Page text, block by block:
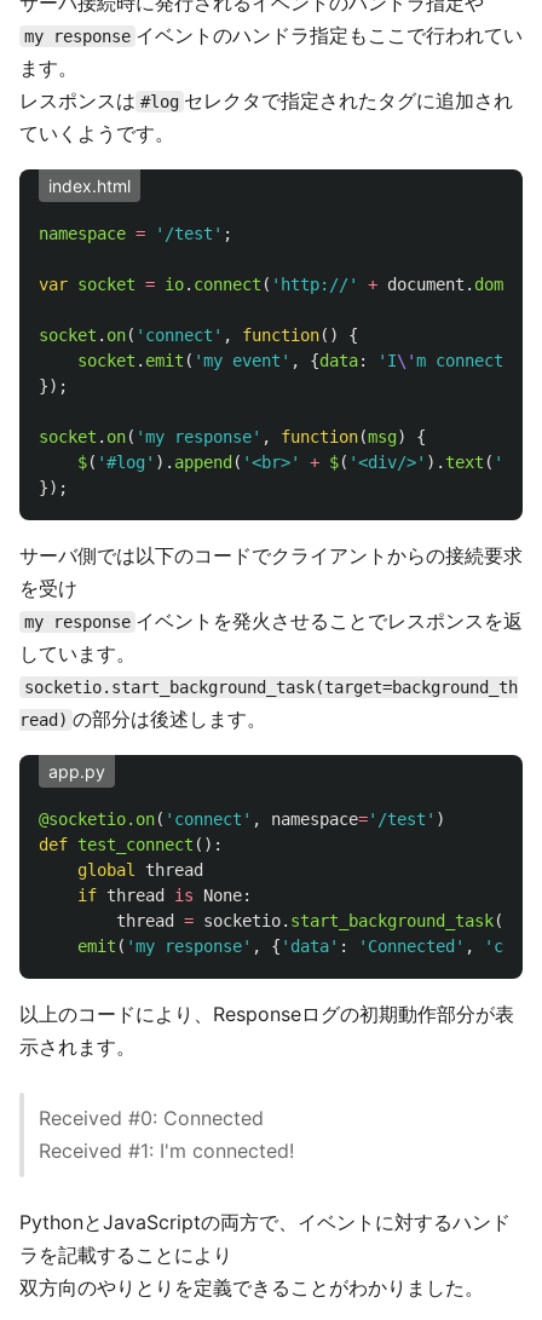
my response イベントのハンドラ指定もここで行われてい
ます。
レスポンスは #log セレクタで指定されたタグに追加され
ていくようです。
index.html
namespace = ' /test ' ;
var socket = io. connect ( ' http://' + document . domain
socket . on( ' connect ' , function()
{
socket . emit ( 'my event ' , {data: ' I\'m connected!
});
socket . on( 'my response' , function(msg)
{
$( '#log ' ). append ( '<br>' + $( '<div/>' ). text ( '
});
サーバ側では以下のコードでクライアントからの接続要求
を受け
my response イベントを発火させることでレスポンスを返
しています。
socketio.start_background_task(target=background_th
read) の部分は後述します。
app.py
@socketio.on( ' connect ' , namespace=' /test ' )
def test_connect ():
global
thread
if thread is None:
thread
= socketio. start_background_task(
emit ( 'my response' , { ' data' : ' Connected ' , ' count
以上のコードにより、Responseログの初期動作部分が表
示されます。
Received #0: Connected
Received #1: I'm connected!
PythonとJavaScriptの両方で、イベントに対するハンド
ラを記載することにより
双方向のやりとりを定義できることがわかりました。